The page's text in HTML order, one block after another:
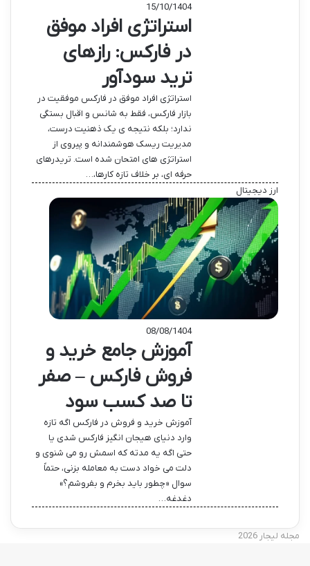
15/10/1404
استراتژی افراد موفق
در فارکس: رازهای
ترید سودآور
استراتژی افراد موفق در فارکس موفقیت در
بازار فارکس، فقط به شانس و اقبال بستگی
ندارد؛ بلکه نتیجه ی یک ذهنیت درست،
مدیریت ریسک هوشمندانه و پیروی از
استراتژی های امتحان شده است. تریدرهای
حرفه ای، بر خلاف تازه کارها،…
ارز دیجیتال
08/08/1404
آموزش جامع خرید و
فروش فارکس – صفر
تا صد کسب سود
آموزش خرید و فروش در فارکس اگه تازه
وارد دنیای هیجان انگیز فارکس شدی یا
حتی اگه یه مدته که اسمش رو می شنوی و
دلت می خواد دست به معامله بزنی، حتماً
سوال «چطور باید بخرم و بفروشم؟»
دغدغه…
مجله لیجار 2026